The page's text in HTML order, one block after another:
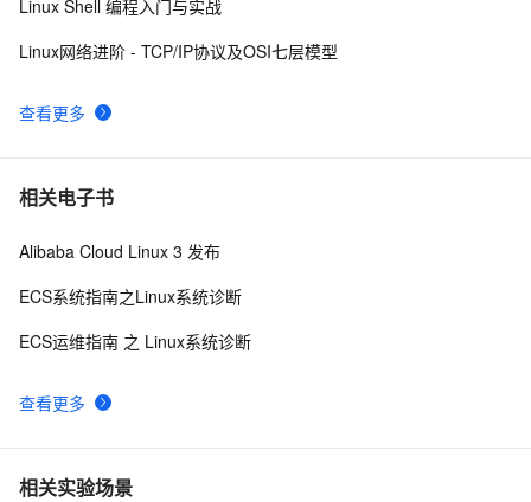
查看更多
Linux Shell 编程入门与实战
Linux网络进阶 - TCP/IP协议及OSI七层模型
相关电子书
查看更多
Alibaba Cloud Linux 3 发布
ECS系统指南之Linux系统诊断
ECS运维指南 之 Linux系统诊断
相关实验场景